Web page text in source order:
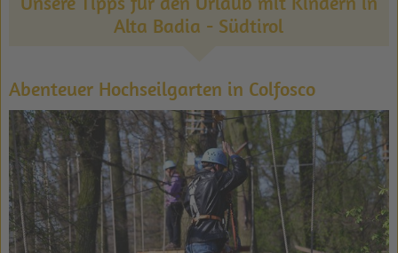
Alta Badia - Südtirol
Abenteuer Hochseilgarten in Colfosco